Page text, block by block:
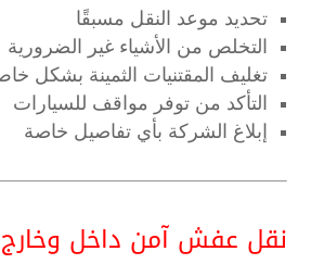
تحديد موعد النقل مسبقًا
التخلص من الأشياء غير الضرورية
تغليف المقتنيات الثمينة بشكل
التأكد من توفر مواقف للسيارات
إبلاغ الشركة بأي تفاصيل خاصة
نقل عفش آمن داخل